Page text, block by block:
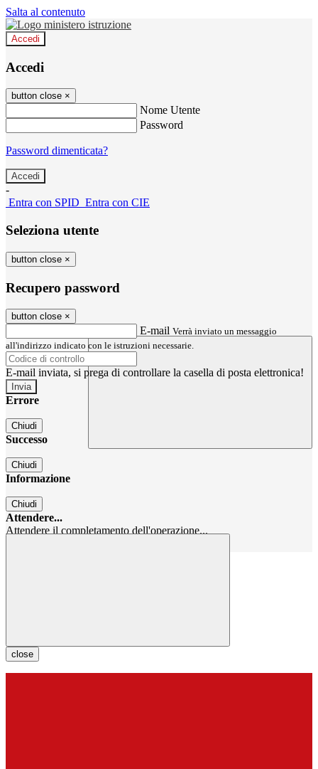
Salta al contenuto
Accedi
Accedi
button close ×
Nome Utente
Password
Password dimenticata?
-
Entra con SPID Entra con CIE
Seleziona utente
button close ×
Recupero password
button close ×
E-mail Verrà inviato un messaggio
all'indirizzo indicato con le istruzioni necessarie.
E-mail inviata, si prega di controllare la casella di posta elettronica!
Errore
Chiudi
Successo
Chiudi
Informazione
Chiudi
Attendere...
Attendere il completamento dell'operazione...
close